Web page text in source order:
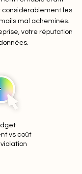
considérablement les
mal acheminés.
votre réputation
vs coût